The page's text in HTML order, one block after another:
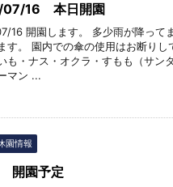
16 本日開園
16 開園します。 多少雨が降って
す。 園内での傘の使用はお断り
も・ナス・オクラ・すもも（サン
マン ...
園情報
開園予定